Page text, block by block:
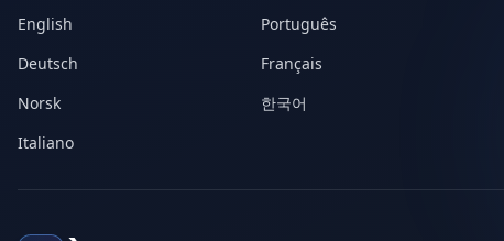
English Português
Deutsch
Français
Norsk
한국어
Italiano